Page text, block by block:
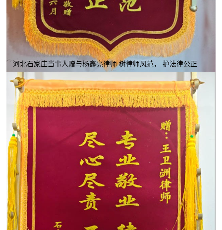
河北石家庄当事人赠与杨鑫亮律师 树律师风范， 护法律公正